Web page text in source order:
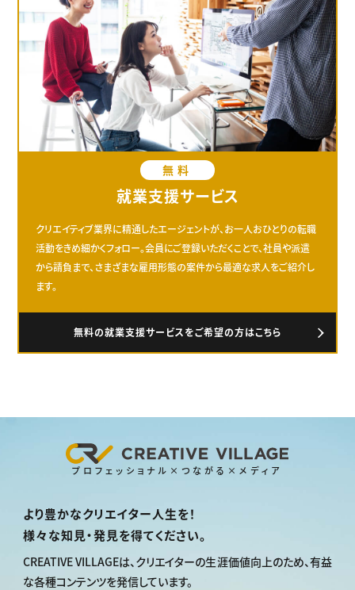
無料
就業支援サービス
クリエイティブ業界に精通したエージェントが、お一人おひとりの転職
活動をきめ細かくフォロー。会員にご登録いただくことで、社員や派遣
から請負まで、さまざまな雇用形態の案件から最適な求人をご紹介し
ます。
無料の就業支援サービスをご希望の方はこちら
プロフェッショナル×つながる×メディア
より豊かなクリエイター人生を！
様々な知見・発見を得てください。
CREATIVE VILLAGEは、 クリエイターの生涯価値向上のため、有益
な各種コンテンツを発信しています。